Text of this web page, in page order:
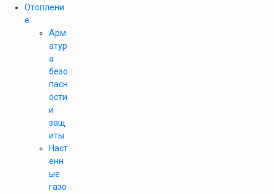
Отоплени
е
Арм
атур
а
безо
пасн
ости
и
защ
иты
Наст
енн
ые
газо